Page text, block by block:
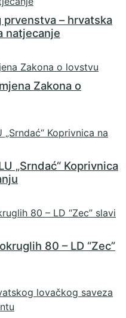
prvenstva – hrvatska
natjecanje
Zakona o
„Srndać“ Koprivnica
80 – LD “Zec”